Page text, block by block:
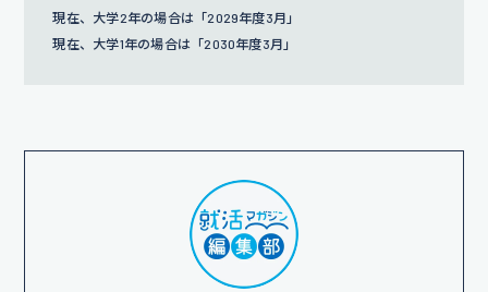
現在、大学2年の場合は「2029年度3月」
現在、大学1年の場合は「2030年度3月」